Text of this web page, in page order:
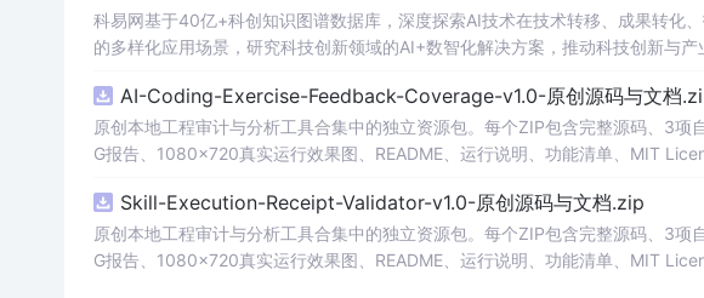
科易网基于40亿+科创知识图谱数据库，深度探索AI技术在技术转移、成果转化
的多样化应用场景，研究科技创新领域的AI+数智化解决方案，推动科技创新与产
AI-Coding-Exercise-Feedback-Coverage-v1.0-原创源码与文档
原创本地工程审计与分析工具合集中的独立资源包。每个ZIP包含完整源码、3
G报告、1080×720真实运行效果图、README、运行说明、功能清单、MIT
源码、Logo、官方截图、论文、生产日志或其他受限素材。适合前端开发、AI应
Skill-Execution-Receipt-Validator-v1.0-原创源码与文档.zip
原创本地工程审计与分析工具合集中的独立资源包。每个ZIP包含完整源码、3
G报告、1080×720真实运行效果图、README、运行说明、功能清单、MIT